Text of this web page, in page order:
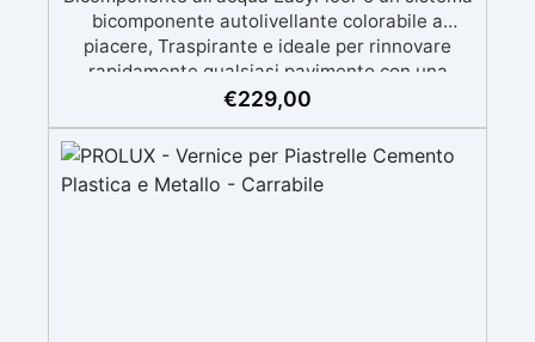
bicomponente autolivellante colorabile a
piacere, Traspirante e ideale per rinnovare
rapidamente qualsiasi pavimento con una
finitura resistente, uniforme e personalizzabile.
su superfici difficili anche verticali. Riempie
crepe e irregolarità del pavimento.
Rinnovandolo con una sola passata. 🔹 Senza
€229,00